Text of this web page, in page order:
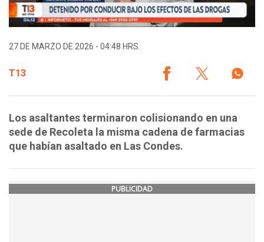
27 DE MARZO DE 2026 - 04:48 HRS.
T13
Los asaltantes terminaron colisionando en una
sede de Recoleta la misma cadena de farmacias
que habían asaltado en Las Condes.
PUBLICIDAD